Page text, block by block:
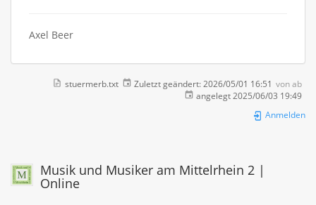
Axel Beer
stuermerb.txt Zuletzt geändert: 2026/05/01 16:51 vonab
angelegt 2025/06/03 19:49
Anmelden
Musik und Musiker am Mittelrhein 2 |
Online